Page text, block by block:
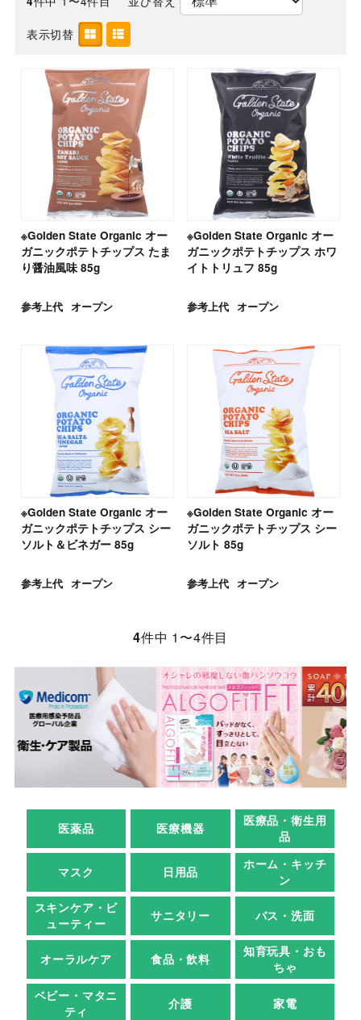
表示切替
※Golden State Organic オー
ガニックポテトチップス たま
り醤油風味 85g
参考上代 オープン
※Golden State Organic オー
ガニックポテトチップス ホワ
イトトリュフ 85g
参考上代 オープン
※Golden State Organic オー
ガニックポテトチップス シー
ソルト＆ビネガー 85g
参考上代 オープン
※Golden State Organic オー
ガニックポテトチップス シー
ソルト 85g
参考上代 オープン
4件中 1〜4件目
医薬品 医療機器
医療品・衛生用
品
マスク 日用品
ホーム・キッチ
ン
スキンケア・ビ
ューティー
サニタリー バス・洗面
オーラルケア 食品・飲料
知育玩具・おも
ちゃ
ベビー・マタニ
ティ
介護 家電